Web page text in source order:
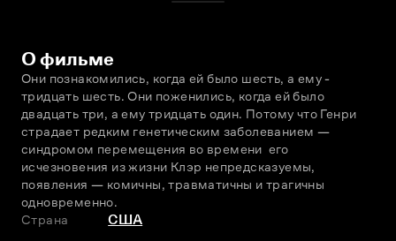
О фильме
Они познакомились, когда ей было шесть, а ему -
тридцать шесть. Они поженились, когда ей было
двадцать три, а ему тридцать один. Потому что Генри
страдает редким генетическим заболеванием —
синдромом перемещения во времени  его
исчезновения из жизни Клэр непредсказуемы,
появления — комичны, травматичны и трагичны
одновременно.
Страна
США